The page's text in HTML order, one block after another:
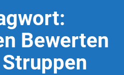
Bewerten